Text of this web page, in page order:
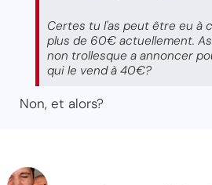
Certes tu l'as peut être eu à
plus de 60€ actuellement.
non trollesque a annoncer
qui le vend à 40€?
Non, et alors?